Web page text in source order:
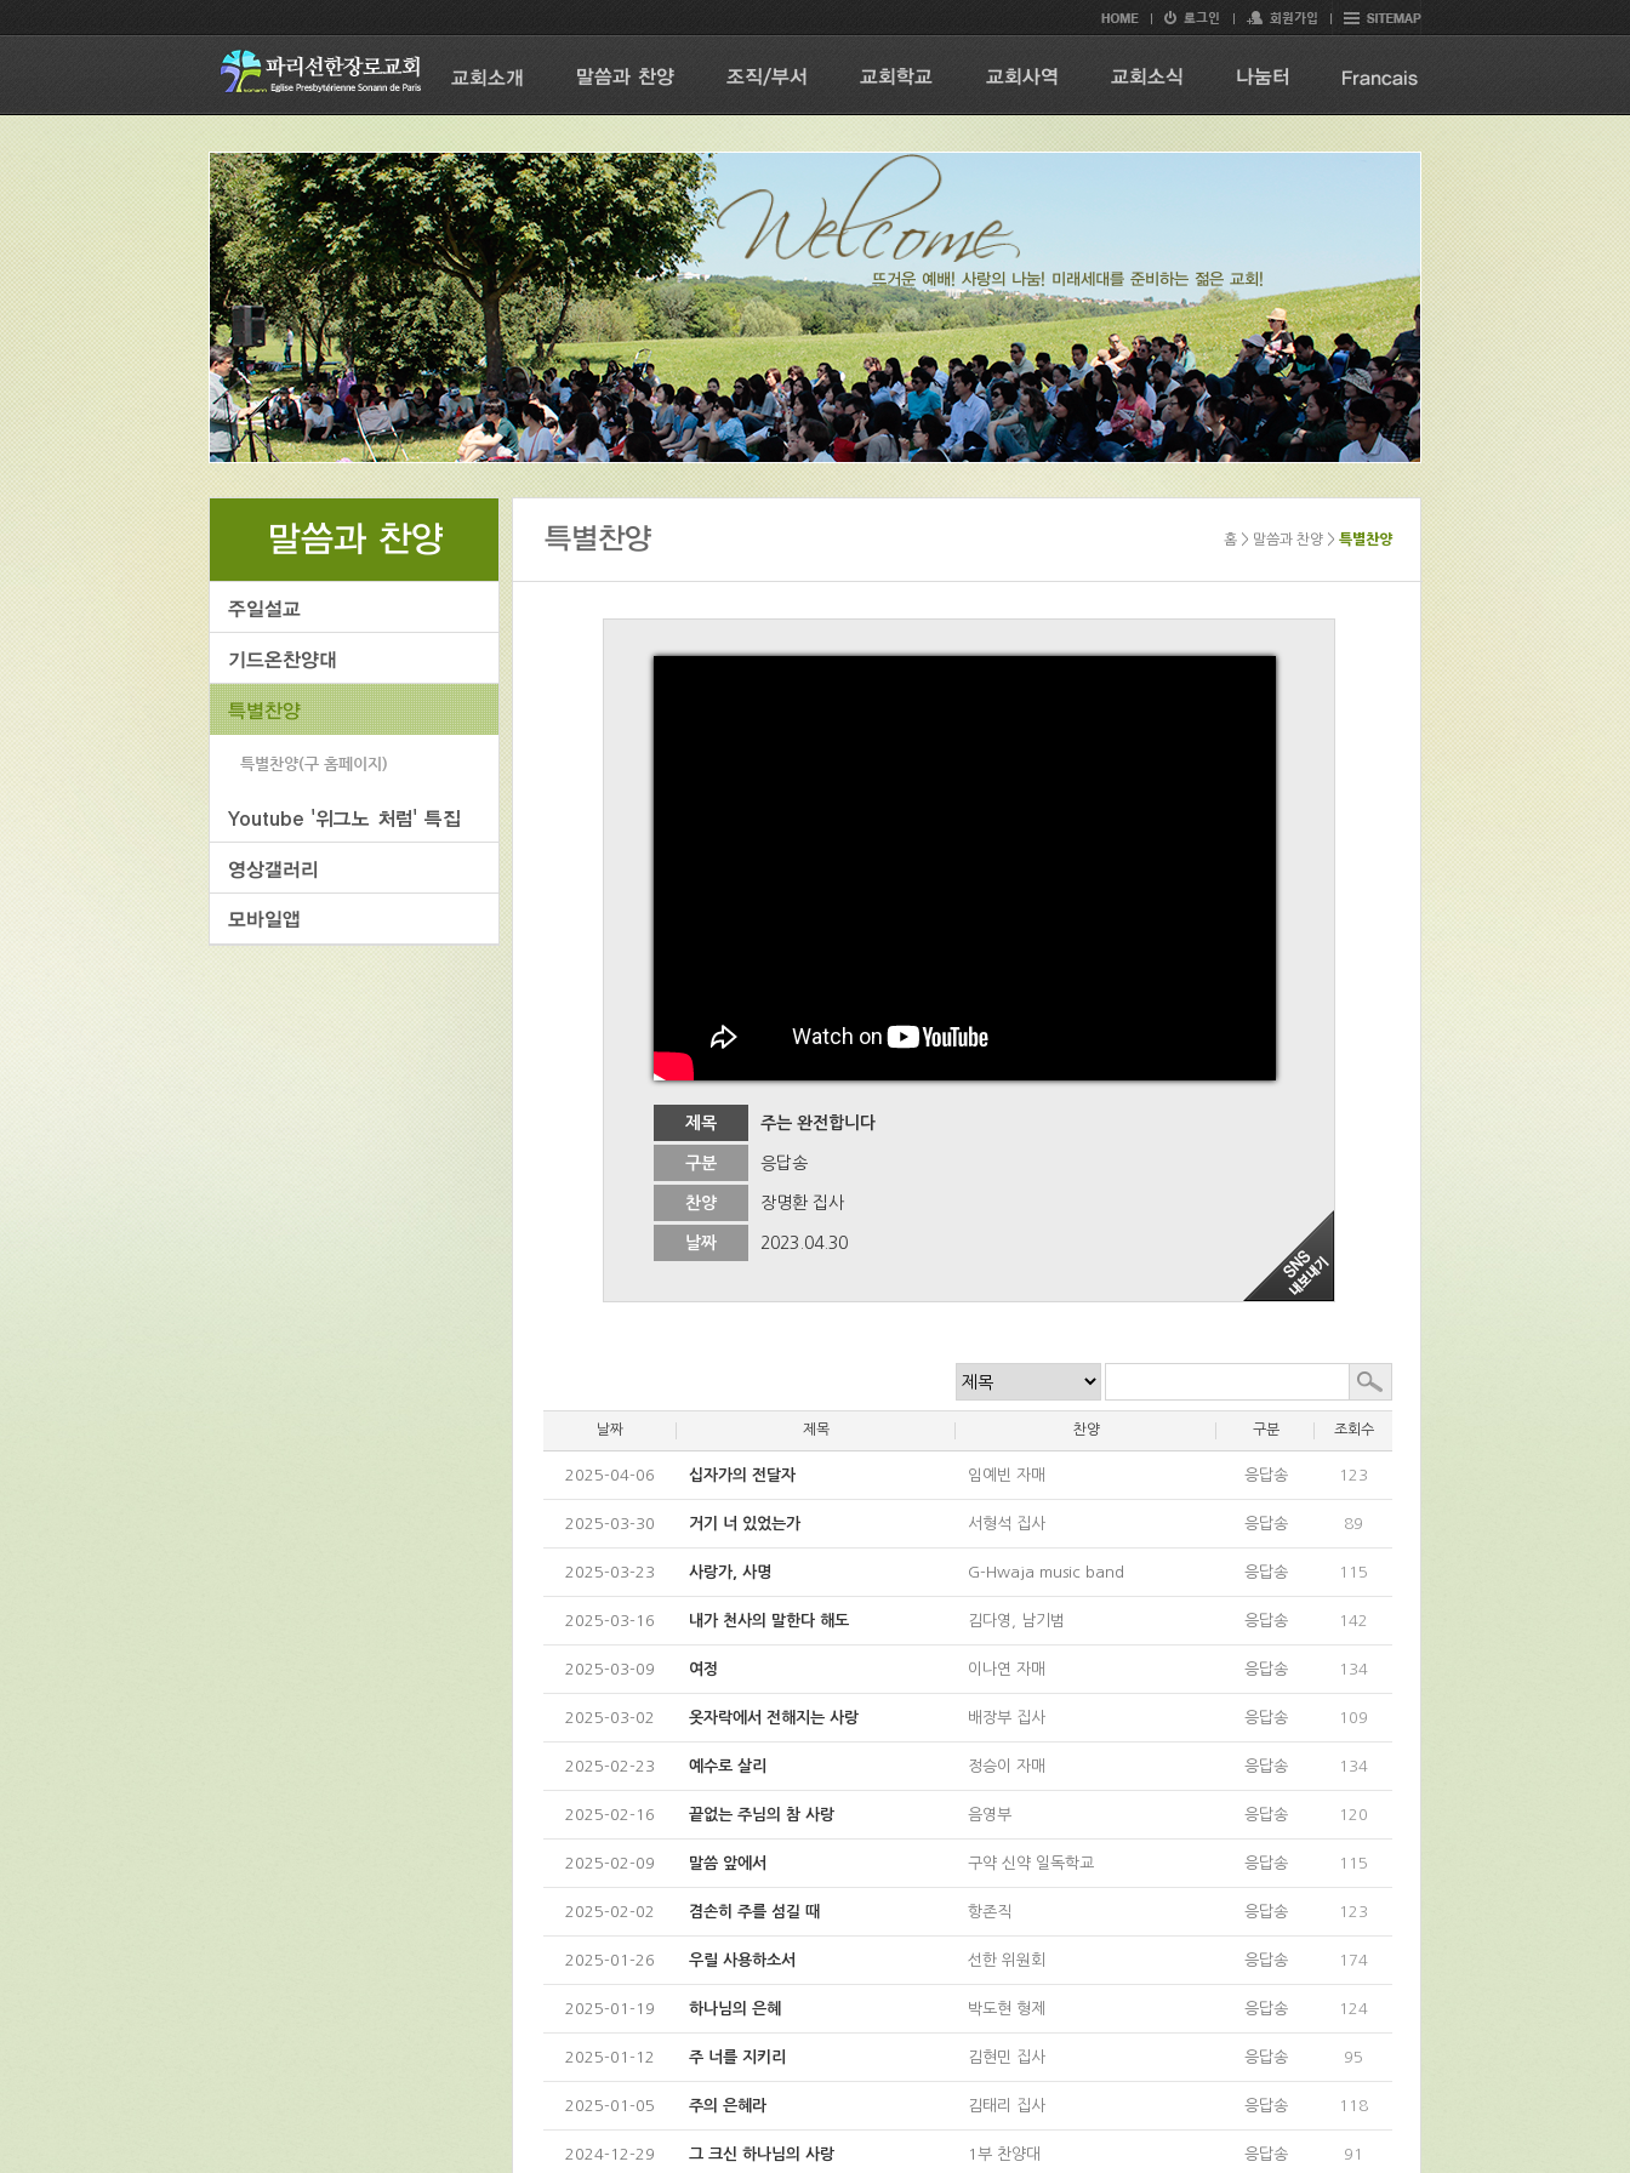
홈 > 말씀과 찬양 > 특별찬양
제목 주는 완전합니다
구분 응답송
찬양 장명환 집사
날짜 2023.04.30
날짜 제목 찬양 구분 조회수
2025-04-06 십자가의 전달자 임예빈 자매 응답송 123
2025-03-30 거기 너 있었는가 서형석 집사 응답송 89
2025-03-23 사랑가, 사명 G-Hwaja music band 응답송 115
2025-03-16 내가 천사의 말한다 해도 김다영, 남기범 응답송 142
2025-03-09 여정 이나연 자매 응답송 134
2025-03-02 옷자락에서 전해지는 사랑 배장부 집사 응답송 109
2025-02-23 예수로 살리 정승이 자매 응답송 134
2025-02-16 끝없는 주님의 참 사랑 음영부 응답송 120
2025-02-09 말씀 앞에서 구약 신약 일독학교 응답송 115
2025-02-02 겸손히 주를 섬길 때 항존직 응답송 123
2025-01-26 우릴 사용하소서 선한 위원회 응답송 174
2025-01-19 하나님의 은혜 박도현 형제 응답송 124
2025-01-12 주 너를 지키리 김현민 집사 응답송 95
2025-01-05 주의 은혜라 김태리 집사 응답송 118
2024-12-29 그 크신 하나님의 사랑 1부 찬양대 응답송 91